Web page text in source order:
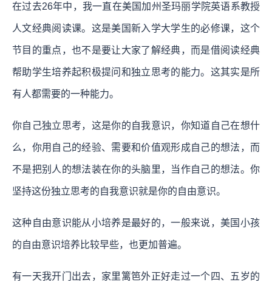
在过去26年中，我一直在美国加州圣玛丽学院英语系教授
人文经典阅读课。这是美国新入学大学生的必修课，这个
节目的重点，也不是要让大家了解经典，而是借阅读经典
帮助学生培养起积极提问和独立思考的能力。这其实是所
有人都需要的一种能力。
你自己独立思考，这是你的自我意识，你知道自己在想什
么，你用自己的经验、需要和价值观形成自己的想法，而
不是把别人的想法装在你的头脑里，当作自己的想法。你
坚持这份独立思考的自我意识就是你的自由意识。
这种自由意识能从小培养是最好的，一般来说，美国小孩
的自由意识培养比较早些，也更加普遍。
有一天我开门出去，家里篱笆外正好走过一个四、五岁的